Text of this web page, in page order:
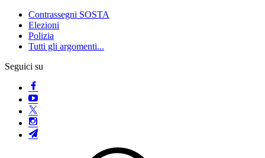
Contrassegni SOSTA
Elezioni
Polizia
Tutti gli argomenti...
Seguici su